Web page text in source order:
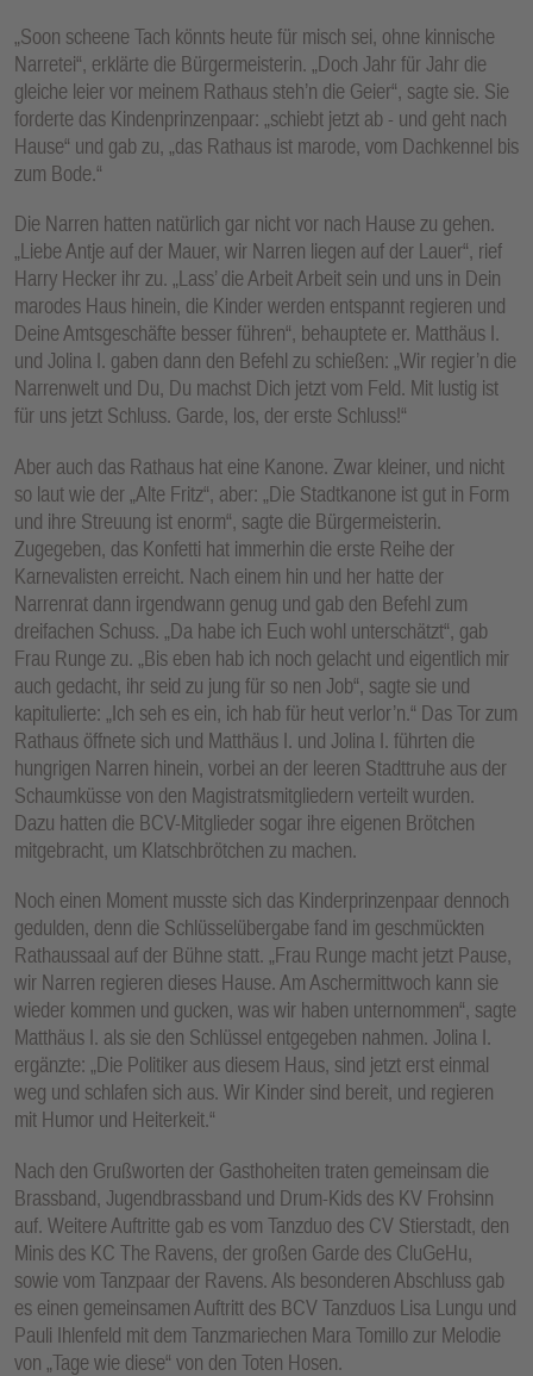
„Soon scheene Tach könnts heute für misch sei, ohne kinnische
Narretei“, erklärte die Bürgermeisterin. „Doch Jahr für Jahr die
gleiche leier vor meinem Rathaus steh’n die Geier“, sagte sie. Sie
forderte das Kindenprinzenpaar: „schiebt jetzt ab - und geht nach
Hause“ und gab zu, „das Rathaus ist marode, vom Dachkennel bis
zum Bode.“
Die Narren hatten natürlich gar nicht vor nach Hause zu gehen.
„Liebe Antje auf der Mauer, wir Narren liegen auf der Lauer“, rief
Harry Hecker ihr zu. „Lass’ die Arbeit Arbeit sein und uns in Dein
marodes Haus hinein, die Kinder werden entspannt regieren und
Deine Amtsgeschäfte besser führen“, behauptete er. Matthäus I.
und Jolina I. gaben dann den Befehl zu schießen: „Wir regier’n die
Narrenwelt und Du, Du machst Dich jetzt vom Feld. Mit lustig ist
für uns jetzt Schluss. Garde, los, der erste Schluss!“
Aber auch das Rathaus hat eine Kanone. Zwar kleiner, und nicht
so laut wie der „Alte Fritz“, aber: „Die Stadtkanone ist gut in Form
und ihre Streuung ist enorm“, sagte die Bürgermeisterin.
Zugegeben, das Konfetti hat immerhin die erste Reihe der
Karnevalisten erreicht. Nach einem hin und her hatte der
Narrenrat dann irgendwann genug und gab den Befehl zum
dreifachen Schuss. „Da habe ich Euch wohl unterschätzt“, gab
Frau Runge zu. „Bis eben hab ich noch gelacht und eigentlich mir
auch gedacht, ihr seid zu jung für so nen Job“, sagte sie und
kapitulierte: „Ich seh es ein, ich hab für heut verlor’n.“ Das Tor zum
Rathaus öffnete sich und Matthäus I. und Jolina I. führten die
hungrigen Narren hinein, vorbei an der leeren Stadttruhe aus der
Schaumküsse von den Magistratsmitgliedern verteilt wurden.
Dazu hatten die BCV-Mitglieder sogar ihre eigenen Brötchen
mitgebracht, um Klatschbrötchen zu machen.
Noch einen Moment musste sich das Kinderprinzenpaar dennoch
gedulden, denn die Schlüsselübergabe fand im geschmückten
Rathaussaal auf der Bühne statt. „Frau Runge macht jetzt Pause,
wir Narren regieren dieses Hause. Am Aschermittwoch kann sie
wieder kommen und gucken, was wir haben unternommen“, sagte
Matthäus I. als sie den Schlüssel entgegeben nahmen. Jolina I.
ergänzte: „Die Politiker aus diesem Haus, sind jetzt erst einmal
weg und schlafen sich aus. Wir Kinder sind bereit, und regieren
mit Humor und Heiterkeit.“
Nach den Grußworten der Gasthoheiten traten gemeinsam die
Brassband, Jugendbrassband und Drum-Kids des KV Frohsinn
auf. Weitere Auftritte gab es vom Tanzduo des CV Stierstadt, den
Minis des KC The Ravens, der großen Garde des CluGeHu,
sowie vom Tanzpaar der Ravens. Als besonderen Abschluss gab
es einen gemeinsamen Auftritt des BCV Tanzduos Lisa Lungu und
Pauli Ihlenfeld mit dem Tanzmariechen Mara Tomillo zur Melodie
von „Tage wie diese“ von den Toten Hosen.